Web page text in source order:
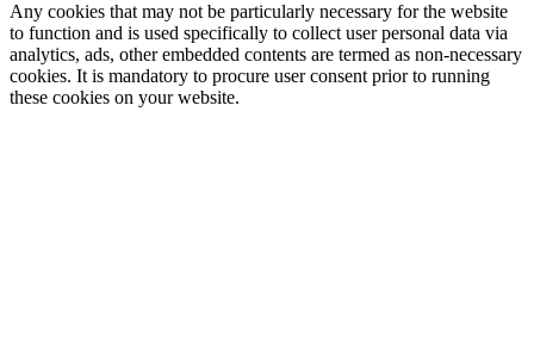
Any cookies that may not be particularly necessary for the website
to function and is used specifically to collect user personal data via
analytics, ads, other embedded contents are termed as non-necessary
cookies. It is mandatory to procure user consent prior to running
these cookies on your website.